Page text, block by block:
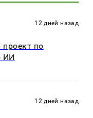
12 дней назад
проект по
ИИ
12 дней назад